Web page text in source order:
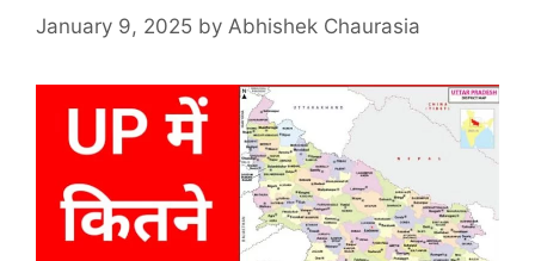
January 9, 2025 by Abhishek Chaurasia